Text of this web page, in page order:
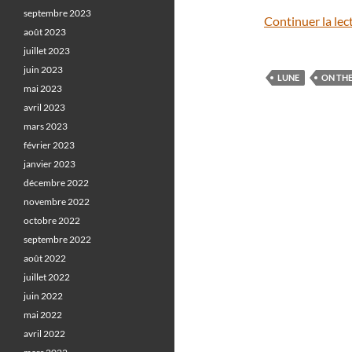
Continuer la
LUNE ON
septembre 2023
août 2023
juillet 2023
juin 2023
mai 2023
avril 2023
mars 2023
février 2023
janvier 2023
décembre 2022
novembre 2022
octobre 2022
septembre 2022
août 2022
juillet 2022
juin 2022
mai 2022
avril 2022